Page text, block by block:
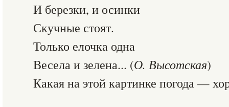
И березки, и осинки
Скучные стоят.
Только елочка одна
Весела и зелена... (О. Высотская)
Какая на этой картинке погода —